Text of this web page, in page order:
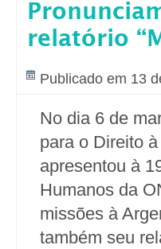
relatório
Publicado em 13
No dia 6 de
para o Direito
apresentou à
Humanos da
missões à
também seu